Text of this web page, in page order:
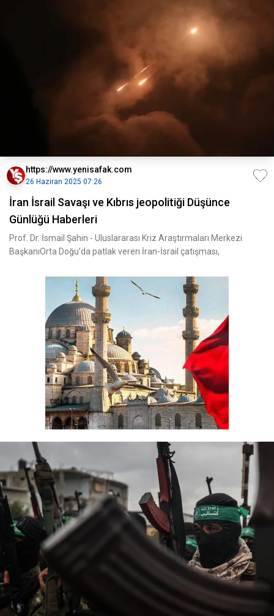
https://www.yenisafak.com
26 Haziran 2025 07:26
İran İsrail Savaşı ve Kıbrıs jeopolitiği Düşünce
Günlüğü Haberleri
Prof. Dr. İsmail Şahin - Uluslararası Kriz Araştırmaları Merkezi
BaşkanıOrta Doğu’da patlak veren İran-İsrail çatışması,